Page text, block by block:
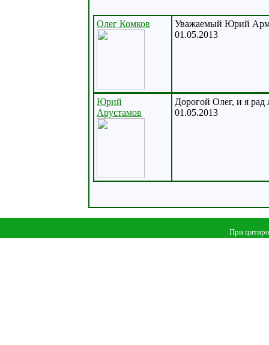
Олег Комков
Уважаемый Юрий
01.05.2013
Юрий
Арустамов
Дорогой Олег, и я
01.05.2013
При